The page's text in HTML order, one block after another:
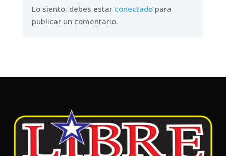
Lo siento, debes estar conectadopara
publicar un comentario.